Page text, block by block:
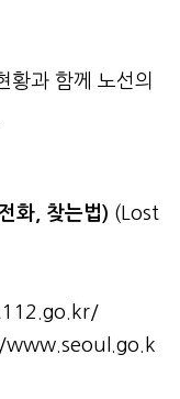
황과 함께 노선의
화, 찾는법) (Lost